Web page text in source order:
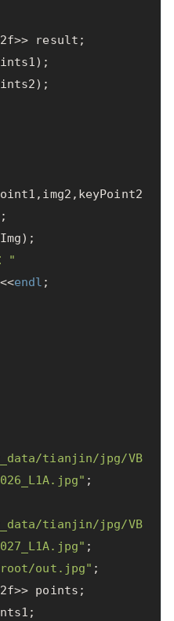
>> result ;
);
);
, img2 , keyPoint2
);
"
<<endl ;
tianjin/jpg/VB
;
tianjin/jpg/VB
;
out.jpg" ;
>> points ;
;